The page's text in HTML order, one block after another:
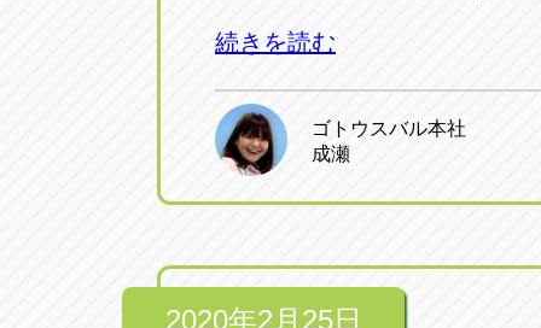
052-400-
059-331-
オートフレンド
愛知県清須市春日砂賀東114
三重
三重県四日市市午起3丁目1番3
続きを読む
ゴトウスバル本社
成瀬
2020年2月25日